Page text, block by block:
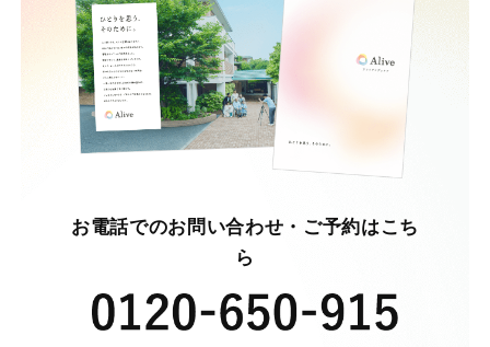
お電話でのお問い合わせ・ご予約はこち
ら